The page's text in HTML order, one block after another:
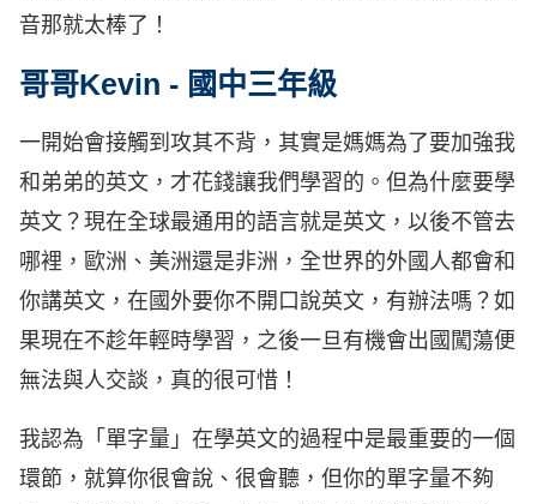
音那就太棒了！
哥哥Kevin - 國中三年級
一開始會接觸到攻其不背，其實是媽媽為了要加強我
和弟弟的英文，才花錢讓我們學習的。但為什麼要學
英文？現在全球最通用的語言就是英文，以後不管去
哪裡，歐洲、美洲還是非洲，全世界的外國人都會和
你講英文，在國外要你不開口說英文，有辦法嗎？如
果現在不趁年輕時學習，之後一旦有機會出國闖蕩便
無法與人交談，真的很可惜！
我認為「單字量」在學英文的過程中是最重要的一個
環節，就算你很會說、很會聽，但你的單字量不夠